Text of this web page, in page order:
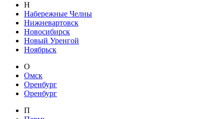
Н
Набережные Челны
Нижневартовск
Новосибирск
Новый Уренгой
Ноябрьск
О
Омск
Оренбург
Оренбург
П